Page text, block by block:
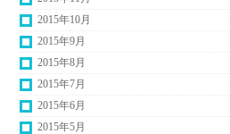
2015年10月
2015年9月
2015年8月
2015年7月
2015年6月
2015年5月